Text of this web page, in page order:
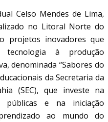
Celso Mendes de Lima,
no Litoral Norte do
projetos inovadores que
tecnologia à produção
denominada “Sabores do
da Secretaria da
(SEC), que investe na
públicas e na iniciação
ao mundo do